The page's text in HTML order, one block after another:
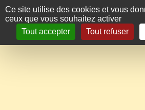
Panneau de gestion des cookies
Ce site utilise des cookies et vous
ceux que vous souhaitez activer
Tout accepter
Tout refuser